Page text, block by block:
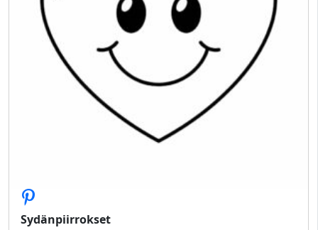
Sydänpiirrokset